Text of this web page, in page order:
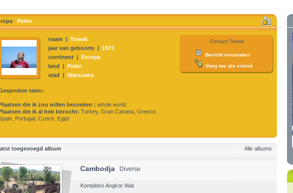
Polen
Contact Tomek
Bericht verzenden
Voeg toe als vriend
naam | Tomek
jaar van geboorte | 1973
continent | Europa
land | Polen
stad | Warszawa
talen:
die ik zou willen bezoeken : whole world
die ik al heb bezocht: Turkey, Gran Canaria, Greece,
Portugal, Czech, Egipt
toegevoegd album Alle albums
Cambodja Diverse
Kompleks Angkor Wat